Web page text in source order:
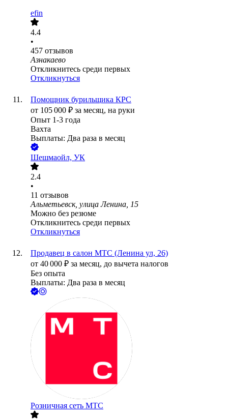
efin
4.4
•
457 отзывов
Азнакаево
Откликнитесь среди первых
Откликнуться
Помощник бурильщика КРС
от 105 000 ₽ за месяц, на руки
Опыт 1-3 года
Вахта
Выплаты: Два раза в месяц
Шешмаойл, УК
2.4
•
11 отзывов
Альметьевск, улица Ленина, 15
Можно без резюме
Откликнитесь среди первых
Откликнуться
Продавец в салон МТС (Ленина ул, 26)
от 40 000 ₽ за месяц, до вычета налогов
Без опыта
Выплаты: Два раза в месяц
Розничная сеть МТС